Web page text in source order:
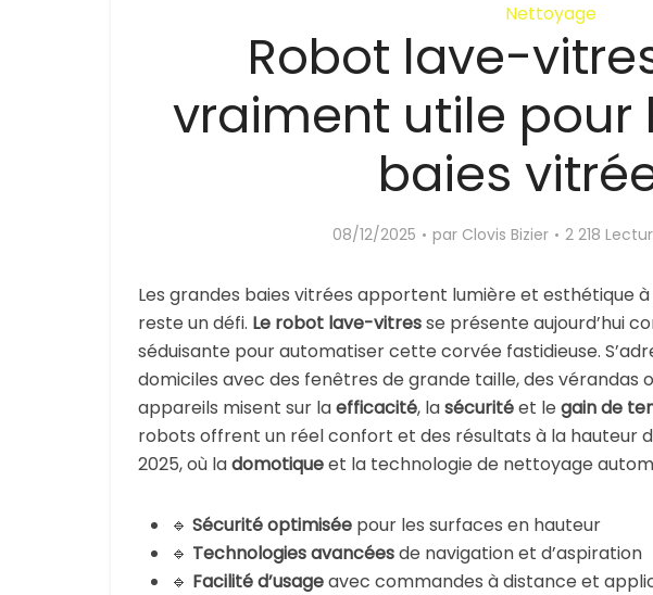
Nettoyage
Robot lave-
vraiment utile pour
baies
08/12/2025 par Clovis Bizier 2 218
Les grandes baies vitrées apportent lumière et esthétique
reste un défi. Le robot lave-vitresse présente aujourd’hui
séduisante pour automatiser cette corvée fastidieuse.
domiciles avec des fenêtres de grande taille, des vérandas
appareils misent sur laefficacité, lasécuritéet le gain de
robots offrent un réel confort et des résultats à la hauteur
2025, où ladomotiqueet la technologie de nettoyage
🔹 Sécurité optimisée pour les surfaces en hauteur
🔹 Technologies avancéesde navigation et d’aspiration
🔹 Facilité d’usageavec commandes à distance et